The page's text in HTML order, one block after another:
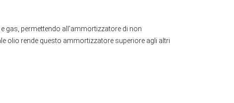
gas, permettendo all’ammortizzatore di non
olio rende questo ammortizzatore superiore agli altri